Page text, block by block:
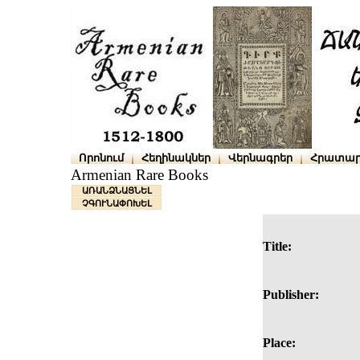
Որոնում Հեղինակներ Վերնագրեր
Armenian Rare Books
ԱՌԱՆՁՆԱՑՆԵԼ
ՉԳՈՒՆԱՓՈԽԵԼ
Title:
Publisher:
Place: